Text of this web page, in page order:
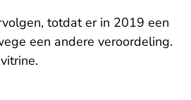
totdat er in 2019 een
een andere veroordeling.